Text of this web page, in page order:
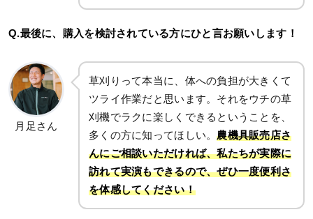
Q.最後に、購入を検討されている方にひと言お願いします！
月足さん
草刈りって本当に、体への負担が大きくて
ツライ作業だと思います。それをウチの草
刈機でラクに楽しくできるということを、
多くの方に知ってほしい。農機具販売店さ
んにご相談いただければ、私たちが実際に
訪れて実演もできるので、ぜひ一度便利さ
を体感してください！